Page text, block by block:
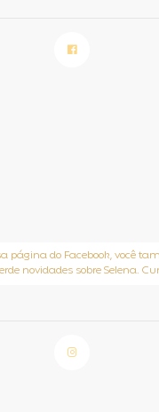
página do Facebook, você
novidades sobre Selena.